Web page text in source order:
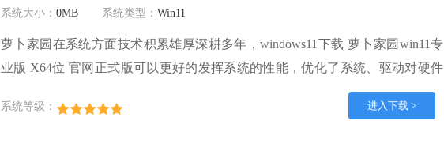
系统大小： 0MB 系统类型： Win11
萝卜家园在系统方面技术积累雄厚深耕多年，windows11下载 萝卜家园win11专
业版 X64位 官网正式版可以更好的发挥系统的性能，优化了系统、驱动对硬件
的加速，使得软件在WINDOWS11系统中运行得更加流畅，加固了系统安全策
略，WINDOWS11系统在家用办公上跑分表现都是非常优秀，完美的兼容各种硬
系统等级： 进入下载 >